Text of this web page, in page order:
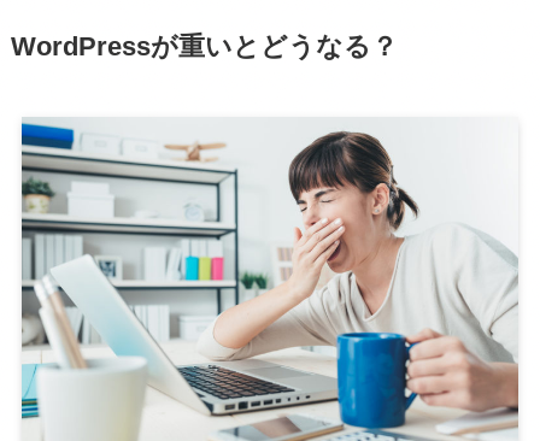
WordPressが重いとどうなる？